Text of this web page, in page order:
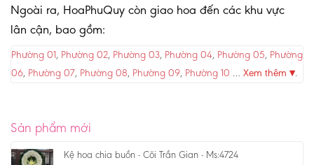
Ngoài ra, HoaPhuQuy còn giao hoa đến các khu vực
lân cận, bao gồm:
Phường 01, Phường 02, Phường 03, Phường 04, Phường 05, Phường
06, Phường 07, Phường 08, Phường 09, Phường 10 … Xem thêm ▾.
Sản phẩm mới
Kệ hoa chia buồn - Cõi Trần Gian - Ms:4724